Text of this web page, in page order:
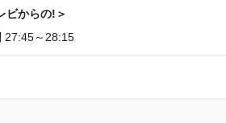
ビからの!＞
27:45～28:15